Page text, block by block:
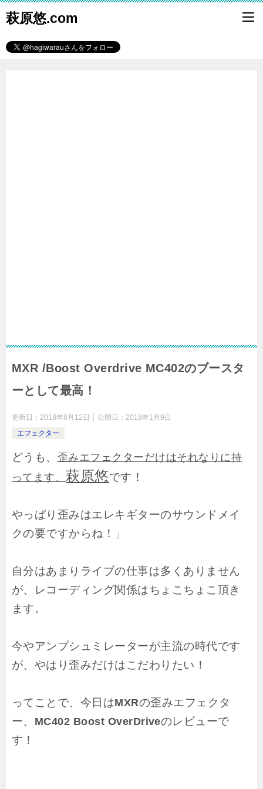
萩原悠.com
MXR /Boost Overdrive MC402のブースタ
ーとして最高！
更新日： 2018年8月12日 公開日： 2018年1月9日
エフェクター
どうも、 歪みエフェクターだけはそれなりに持
ってます、 萩原悠です！
やっぱり歪みはエレキギターのサウンドメイ
クの要ですからね！」
自分はあまりライブの仕事は多くありません
が、レコーディング関係はちょこちょこ頂き
ます。
今やアンプシュミレーターが主流の時代です
が、やはり歪みだけはこだわりたい！
ってことで、今日はMXRの歪みエフェクタ
ー、 MC402 Boost OverDriveのレビューで
す！